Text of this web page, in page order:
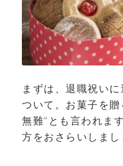
まずは、退職祝い
ついて。お菓子を
無難”とも言われま
方をおさらいしまし